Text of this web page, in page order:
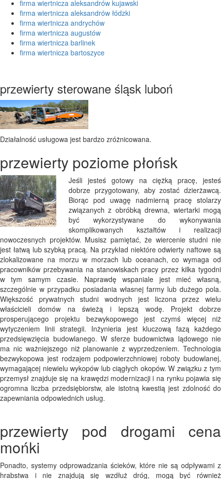
firma wiertnicza aleksandrów kujawski
firma wiertnicza aleksandrów łódzki
firma wiertnicza andrychów
firma wiertnicza augustów
firma wiertnicza barlinek
firma wiertnicza bartoszyce
przewierty sterowane śląsk luboń
Działalność usługowa jest bardzo zróżnicowana.
przewierty poziome płońsk
Jeśli jesteś gotowy na ciężką pracę, jesteś
dobrze przygotowany, aby zostać dzierżawcą.
Biorąc pod uwagę nadmierną pracę stolarzy
związanych z obróbką drewna, wiertarki mogą
być wykorzystywane do wykonywania
skomplikowanych kształtów i realizacji
nowoczesnych projektów. Musisz pamiętać, że wiercenie studni nie
jest łatwą lub szybką pracą. Na przykład niektóre odwierty naftowe są
zlokalizowane na morzu w morzach lub oceanach, co wymaga od
pracowników przebywania na stanowiskach pracy przez kilka tygodni
w tym samym czasie. Naprawdę wspaniale jest mieć własną,
szczególnie w przypadku posiadania własnej farmy lub dużego pola.
Większość prywatnych studni wodnych jest liczona przez wielu
właścicieli domów na świeżą i lepszą wodę. Projekt dobrze
prosperującego projektu bezwykopowego jest czymś więcej niż
wytyczeniem linii strategii. Inżynieria jest kluczową fazą każdego
przedsięwzięcia budowlanego. W sferze budownictwa lądowego nie
ma nic ważniejszego niż planowanie z wyprzedzeniem. Technologia
bezwykopowa jest rodzajem podpowierzchniowej roboty budowlanej,
wymagającej niewielu wykopów lub ciągłych okopów. W związku z tym
przemysł znajduje się na krawędzi modernizacji i na rynku pojawia się
ogromna liczba przedsiębiorstw, ale istotną kwestią jest zdolność do
zapewniania odpowiednich usług.
przewierty pod drogami cena
mońki
Ponadto, systemy odprowadzania ścieków, które nie są odpływami z
hrabstwa i nie znajdują się wzdłuż dróg, mogą być również